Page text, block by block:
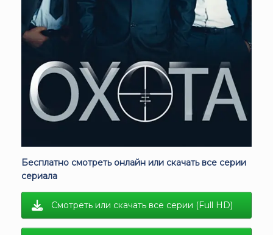
Бесплатно смотреть онлайн или скачать все серии
сериала
Смотреть или скачать все серии (Full HD)